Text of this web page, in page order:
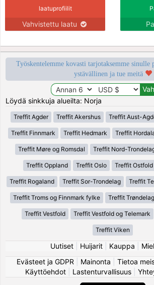
laatuprofiilit
Vahvistettu laatu
Työskentelemme kovasti tarjotaksemme sinulle
ystävällinen ja tue meitä
Löydä sinkkuja alueilta: Norja
Treffit Agder Treffit Akershus Treffit Aust-
Treffit Finnmark Treffit Hedmark Treffit
Treffit Møre og Romsdal Treffit Nord-
Treffit Oppland Treffit Oslo Treffit Ostfold
Treffit Rogaland Treffit Sor-Trondelag Treffit
Treffit Troms og Finnmark fylke Treffit Trøndelag
Treffit Vestfold Treffit Vestfold og Telemark
Treffit Viken
Uutiset Huijarit Kauppa
Evästeet ja GDPR
Mainonta Tietoa
Käyttöehdot
Lastenturvallisuus